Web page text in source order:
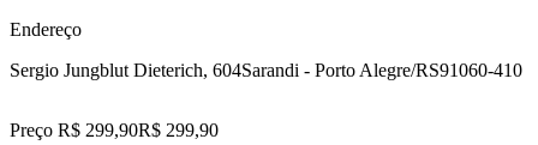
Endereço
Sergio Jungblut Dieterich, 604Sarandi - Porto Alegre/RS91060-410
Preço R$ 299,90R$ 299,90